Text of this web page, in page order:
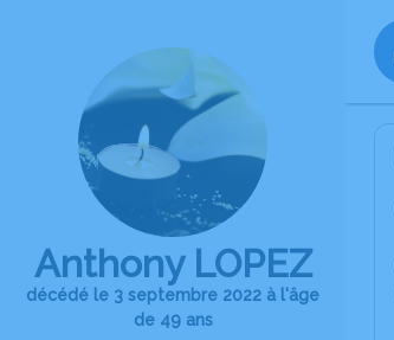
Anthony LOPEZ
décédé le 3 septembre 2022 à l'âge
de 49 ans